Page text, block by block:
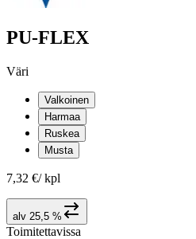
PU-FLEX
Väri
Valkoinen
Harmaa
Ruskea
Musta
7,32 €/ kpl
alv 25,5 %
Toimitettavissa